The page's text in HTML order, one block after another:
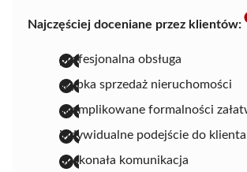
Najczęściej doceniane przez klientów:
profesjonalna obsługa
szybka sprzedaż nieruchomości
skomplikowane formalności
indywidualne podejście do klienta
doskonała komunikacja